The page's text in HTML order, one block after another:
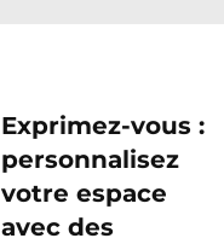
Exprimez-vous :
personnalisez
votre espace
avec des